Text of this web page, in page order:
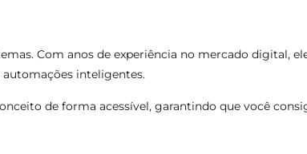
Com anos de experiência no mercado digital,
automações inteligentes.
de forma acessível, garantindo que você